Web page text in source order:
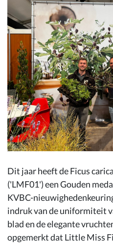
Dit jaar heeft de Ficus
('LMF01') een Gouden
KVBC-
indruk van de uniformiteit
blad en de elegante
opgemerkt dat Little Miss